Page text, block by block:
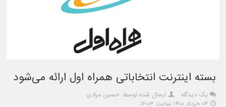
بسته اینترنت انتخاباتی همراه اول ارائه می‌شود
یک دیدگاه
ارسال شده توسط: حسین مرادی
۰۴ خرداد ۱۴۰۰ ساعت ۱۶:۰۳